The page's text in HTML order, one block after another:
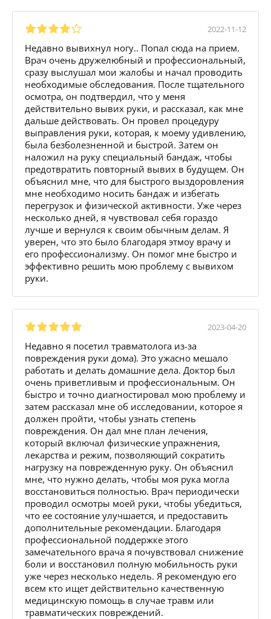
2022-11-12
Недавно вывихнул ногу.. Попал сюда на прием.
Врач очень дружелюбный и профессиональный,
сразу выслушал мои жалобы и начал проводить
необходимые обследования. После тщательного
осмотра, он подтвердил, что у меня
действительно вывих руки, и рассказал, как мне
дальше действовать. Он провел процедуру
выправления руки, которая, к моему удивлению,
была безболезненной и быстрой. Затем он
наложил на руку специальный бандаж, чтобы
предотвратить повторный вывих в будущем. Он
объяснил мне, что для быстрого выздоровления
мне необходимо носить бандаж и избегать
перегрузок и физической активности. Уже через
несколько дней, я чувствовал себя гораздо
лучше и вернулся к своим обычным делам. Я
уверен, что это было благодаря этмоу врачу и
его профессионализму. Он помог мне быстро и
эффективно решить мою проблему с вывихом
руки.
2023-04-20
Недавно я посетил травматолога из-за
повреждения руки дома). Это ужасно мешало
работать и делать домашние дела. Доктор был
очень приветливым и профессиональным. Он
быстро и точно диагностировал мою проблему и
затем рассказал мне об исследовании, которое я
должен пройти, чтобы узнать степень
повреждения. Он дал мне план лечения,
который включал физические упражнения,
лекарства и режим, позволяющий сократить
нагрузку на поврежденную руку. Он объяснил
мне, что нужно делать, чтобы моя рука могла
восстановиться полностью. Врач периодически
проводил осмотры моей руки, чтобы убедиться,
что ее состояние улучшается, и предоставить
дополнительные рекомендации. Благодаря
профессиональной поддержке этого
замечательного врача я почувствовал снижение
боли и восстановил полную мобильность руки
уже через несколько недель. Я рекомендую его
всем кто ищет действительно качественную
медицинскую помощь в случае травм или
травматических повреждений.